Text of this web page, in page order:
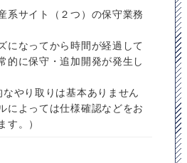
系サイト（２つ）の保守業務
になってから時間が経過して
的に保守・追加開発が発生し
なやり取りは基本ありません
によっては仕様確認などをお
。）